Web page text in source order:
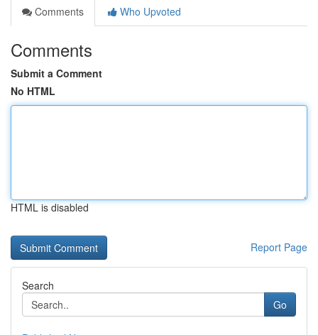
Comments
Who Upvoted
Comments
Submit a Comment
No HTML
HTML is disabled
Report Page
Search
Go